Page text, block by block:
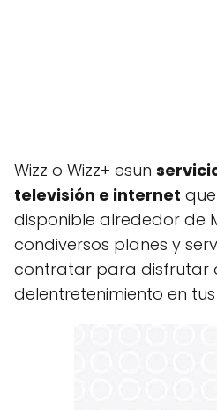
Wizz o Wizz+ esun
televisión e internet
disponible alrededor de
condiversos planes y
contratar para disfrutar
delentretenimiento en